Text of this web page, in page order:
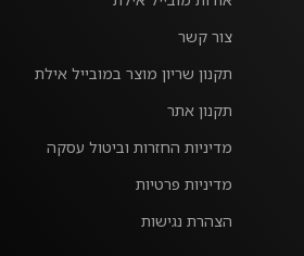
צור קשר
תקנון שריון מוצר במובייל אילת
תקנון אתר
מדיניות החזרות וביטול עסקה
מדיניות פרטיות
הצהרת נגישות